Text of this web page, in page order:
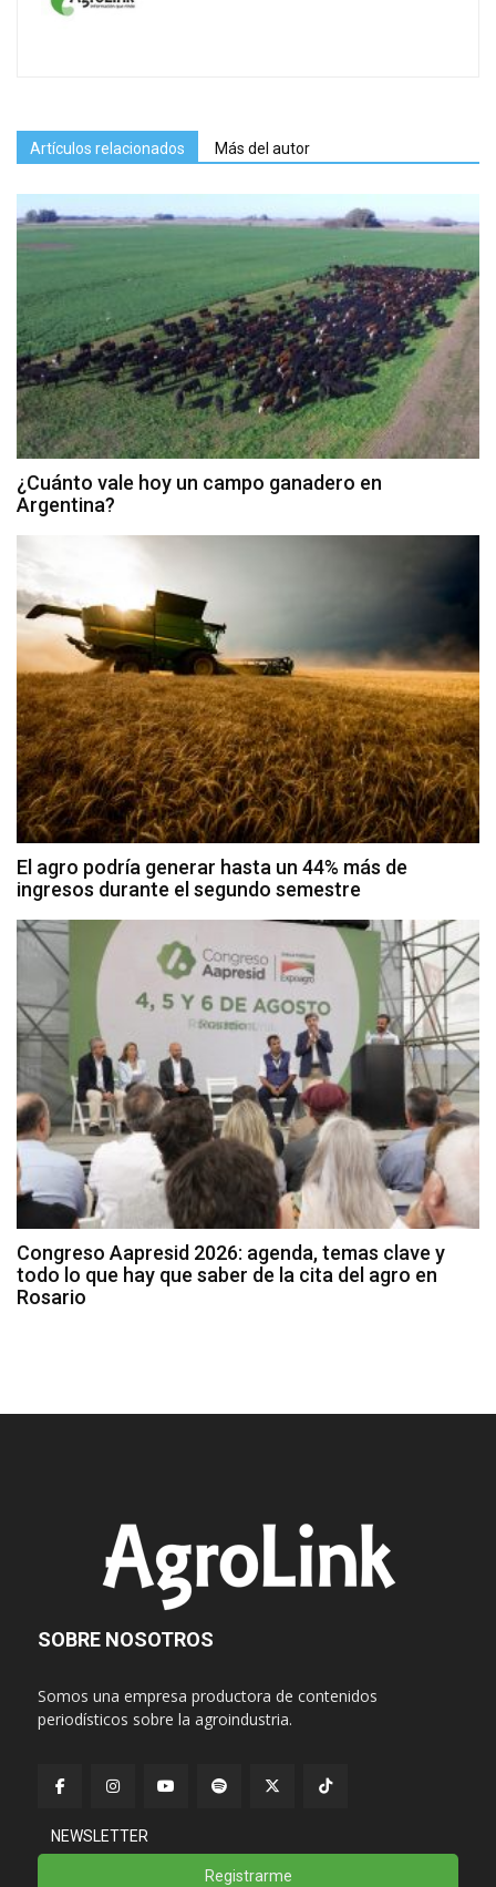
Artículos relacionados Más del autor
¿Cuánto vale hoy un campo ganadero en
Argentina?
El agro podría generar hasta un 44% más de
ingresos durante el segundo semestre
Congreso Aapresid 2026: agenda, temas clave y
todo lo que hay que saber de la cita del agro en
Rosario
SOBRE NOSOTROS
Somos una empresa productora de contenidos
periodísticos sobre la agroindustria.
NEWSLETTER
Registrarme